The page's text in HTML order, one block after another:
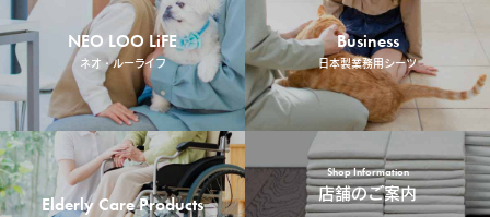
NEO LOO LiFE
ネオ・ルーライフ
Business
日本製業務用シーツ
Elderly Care Products
Shop Information
店舗のご案内